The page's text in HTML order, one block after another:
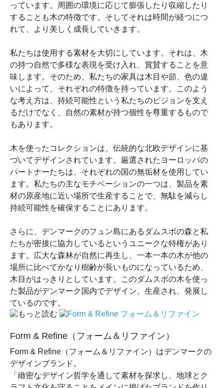
っています。周囲の環境に応じて膨張したり収縮したり
することも木の特徴です。そしてそれは時間が経つにつ
れて、より美しく成長していきます。
私たちは使用する素材を大切にしています。それは、木
の持つ自然で多様な表現を受け入れ、賞賛することを意
味します。そのため、私たちの家具は木目や節、色の違
いによって、それぞれの特徴を持っています。このよう
な考え方は、持続可能性という私たちのビジョンを支え
るだけでなく、自然の素材が持つ個性を尊重するもので
もあります。
木を使ったコレクションは、伝統的な北欧デザインに基
づいてデザインされています。厳選されたヨーロッパの
パートナーたちは、それぞれの国の無垢材を使用してい
ます。私たちの主なモチベーションの一つは、製品を素
材の原産地に近い場所で生産することで、無駄を減らし
持続可能性を確保することにあります。
さらに、デンマークのフュン島にあるダムスボの森と私
たちが密接に協力しているというユニークな特権があり
ます。広大な森林が自然に再生し、一本一本の木が他の
場所に比べてかなり樹齢が長いものになっているため、
木目がはっきりとしています。このダムスボの木を使っ
た製品がデンマーク国内でデザイン、生産され、発展し
ているのです。
Form & Refine（フォーム＆リファイン）
Form & Refine（フォーム＆リファイン）はデンマークの
デザインブランド。
「緻密なデザイン哲学を通して素材を探求し、地球とク